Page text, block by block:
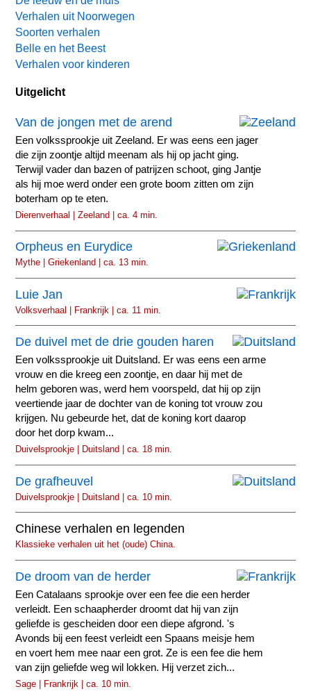
Verhalen uit Noorwegen
Soorten verhalen
Belle en het Beest
Verhalen voor kinderen
Uitgelicht
Van de jongen met de arend
Een volkssprookje uit Zeeland. Er was eens een jager
die zijn zoontje altijd meenam als hij op jacht ging.
Terwijl vader dan bazen of patrijzen schoot, ging Jantje
als hij moe werd onder een grote boom zitten om zijn
boterham op te eten.
Dierenverhaal | Zeeland | ca. 4 min.
Orpheus en Eurydice
Mythe | Griekenland | ca. 13 min.
Luie Jan
Volksverhaal | Frankrijk | ca. 11 min.
De duivel met de drie gouden haren
Een volkssprookje uit Duitsland. Er was eens een arme
vrouw en die kreeg een zoontje, en daar hij met de
helm geboren was, werd hem voorspeld, dat hij op zijn
veertiende jaar de dochter van de koning tot vrouw zou
krijgen. Nu gebeurde het, dat de koning kort daarop
door het dorp kwam...
Duivelsprookje | Duitsland | ca. 18 min.
De grafheuvel
Duivelsprookje | Duitsland | ca. 10 min.
Chinese verhalen en legenden
Klassieke verhalen uit het (oude) China.
De droom van de herder
Een Catalaans sprookje over een fee die een herder
verleidt. Een schaapherder droomt dat hij van zijn
geliefde is gescheiden door een diepe afgrond. 's
Avonds bij een feest verleidt een Spaans meisje hem
en voert hem mee naar een grot. Ze is een fee die hem
van zijn geliefde weg wil lokken. Hij verzet zich...
Sage | Frankrijk | ca. 10 min.